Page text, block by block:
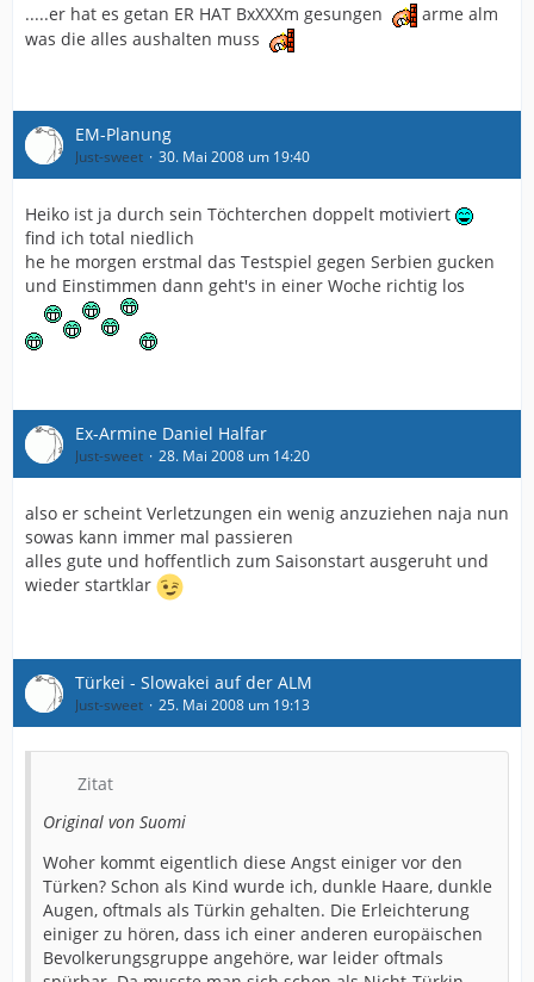
.....er hat es getan ER HAT BxXXXm gesungen
arme alm
was die alles aushalten muss
EM-Planung
Just-sweet 30. Mai 2008 um 19:40
Heiko ist ja durch sein Töchterchen doppelt motiviert
find ich total niedlich
he he morgen erstmal das Testspiel gegen Serbien gucken
und Einstimmen dann geht's in einer Woche richtig los
Ex-Armine Daniel Halfar
Just-sweet 28. Mai 2008 um 14:20
also er scheint Verletzungen ein wenig anzuziehen naja nun
sowas kann immer mal passieren
alles gute und hoffentlich zum Saisonstart ausgeruht und
wieder startklar
Türkei - Slowakei auf der ALM
Just-sweet 25. Mai 2008 um 19:13
Zitat
Original von Suomi
Woher kommt eigentlich diese Angst einiger vor den
Türken? Schon als Kind wurde ich, dunkle Haare, dunkle
Augen, oftmals als Türkin gehalten. Die Erleichterung
einiger zu hören, dass ich einer anderen europäischen
Bevolkerungsgruppe angehöre, war leider oftmals